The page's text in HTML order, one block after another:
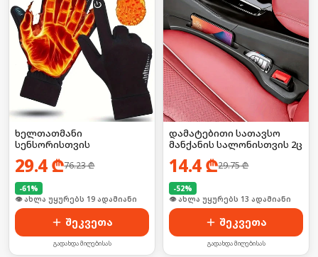
ხელთათმანი
სენსორისთვის
29.4₾76.23₾
-61%
🛒 ბოლო 24სთ-ში იყიდა 2-მა
შეკვეთა
გადახდა მიღებისას
დამატებითი სათავსო
მანქანის სალონისთვის 2ც
14.4₾29.75₾
-52%
🛒 ბოლო 24სთ-ში იყიდა 16-მა
შეკვეთა
გადახდა მიღებისას